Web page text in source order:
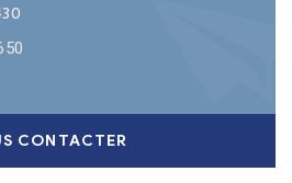
CONTACTER